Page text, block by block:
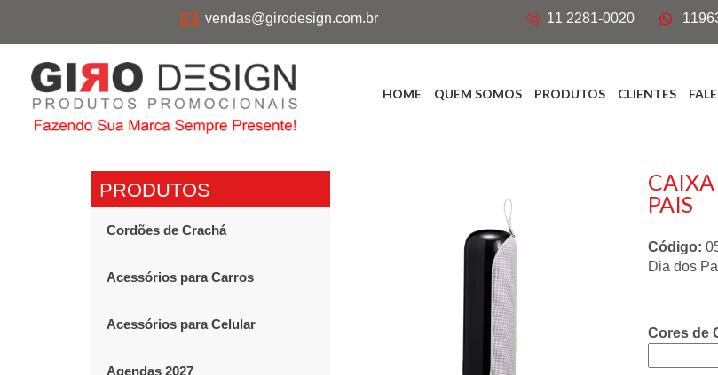
vendas@girodesign.com.br 11 2281-0020
HOME QUEM SOMOS PRODUTOS CLIENTES
Cordões de Crachá
Acessórios para Carros
Acessórios para Celular
Agendas 2027
CAIXA
PAIS
Código:
Dia dos
Cores de